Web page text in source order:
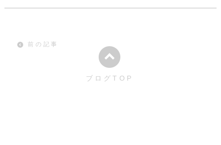
前の記事
ブログTOP